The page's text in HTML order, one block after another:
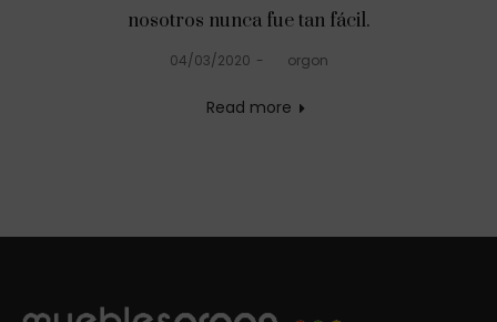
nosotros nunca fue tan fácil.
Posted
04/03/2020 orgon
Read more